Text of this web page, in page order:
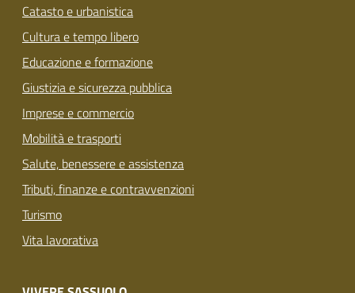
Catasto e urbanistica
Cultura e tempo libero
Educazione e formazione
Giustizia e sicurezza pubblica
Imprese e commercio
Mobilità e trasporti
Salute, benessere e assistenza
Tributi, finanze e contravvenzioni
Turismo
Vita lavorativa